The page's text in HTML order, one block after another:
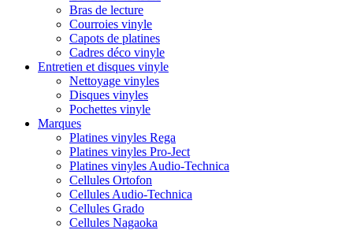
Bras de lecture
Courroies vinyle
Capots de platines
Cadres déco vinyle
Entretien et disques vinyle
Nettoyage vinyles
Disques vinyles
Pochettes vinyle
Marques
Platines vinyles Rega
Platines vinyles Pro-Ject
Platines vinyles Audio-Technica
Cellules Ortofon
Cellules Audio-Technica
Cellules Grado
Cellules Nagaoka